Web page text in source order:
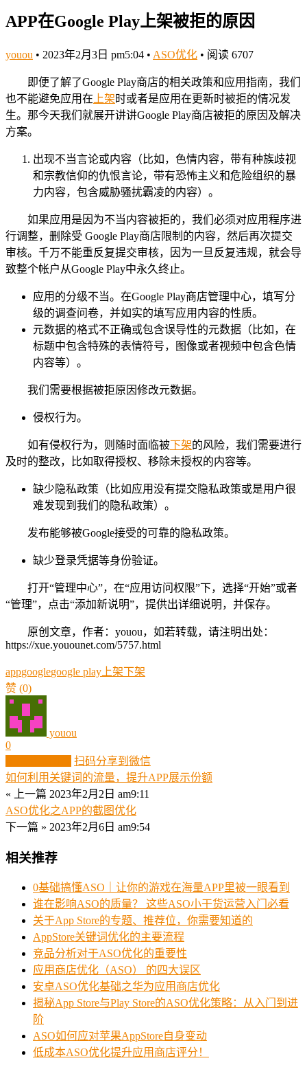
APP在Google Play上架被拒的原因
youou • 2023年2月3日 pm5:04 • ASO优化 • 阅读 6707
即便了解了Google Play商店的相关政策和应用指南，我们
也不能避免应用在 上架时或者是应用在更新时被拒的情况发
生。那今天我们就展开讲讲Google Play商店被拒的原因及解决
方案。
出现不当言论或内容（比如，色情内容，带有种族歧视
和宗教信仰的仇恨言论，带有恐怖主义和危险组织的暴
力内容，包含威胁骚扰霸凌的内容）。
如果应用是因为不当内容被拒的，我们必须对应用程序进
行调整，删除受 Google Play商店限制的内容，然后再次提交
审核。千万不能重反复提交审核，因为一旦反复违规，就会导
致整个帐户从Google Play中永久终止。
应用的分级不当。在Google Play商店管理中心，填写分
级的调查问卷，并如实的填写应用内容的性质。
元数据的格式不正确或包含误导性的元数据（比如，在
标题中包含特殊的表情符号，图像或者视频中包含色情
内容等）。
我们需要根据被拒原因修改元数据。
侵权行为。
如有侵权行为，则随时面临被下架的风险，我们需要进行
及时的整改，比如取得授权、移除未授权的内容等。
缺少隐私政策（比如应用没有提交隐私政策或是用户很
难发现到我们的隐私政策）。
发布能够被Google接受的可靠的隐私政策。
缺少登录凭据等身份验证。
打开“管理中心”，在“应用访问权限”下，选择“开始”或者
“管理”，点击“添加新说明”，提供出详细说明，并保存。
原创文章，作者：youou，如若转载，请注明出处：
https://xue.youounet.com/5757.html
appgooglegoogle play 上架下架
赞 (0)
youou
0
扫码分享到微信
如何利用关键词的流量，提升APP展示份额
« 上一篇 2023年2月2日 am9:11
ASO优化之APP的截图优化
下一篇 » 2023年2月6日 am9:54
相关推荐
0基础搞懂ASO｜让你的游戏在海量APP里被一眼看到
谁在影响ASO的质量？ 这些ASO小干货运营入门必看
关于App Store的专题、推荐位，你需要知道的
AppStore关键词优化的主要流程
竞品分析对于ASO优化的重要性
应用商店优化（ASO） 的四大误区
安卓ASO优化基础之华为应用商店优化
揭秘App Store与Play Store的ASO优化策略：从入门到进
阶
ASO如何应对苹果AppStore自身变动
低成本ASO优化提升应用商店评分！